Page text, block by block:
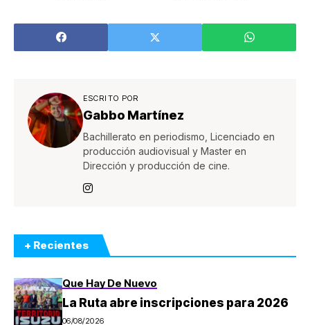
ayudan a cumplir
los sueños de sus
clientes
ESCRITO POR
Gabbo Martínez
Bachillerato en periodismo, Licenciado en
producción audiovisual y Master en
Dirección y producción de cine.
+ Recientes
Que Hay De Nuevo
La Ruta abre inscripciones para 2026
06/08/2026